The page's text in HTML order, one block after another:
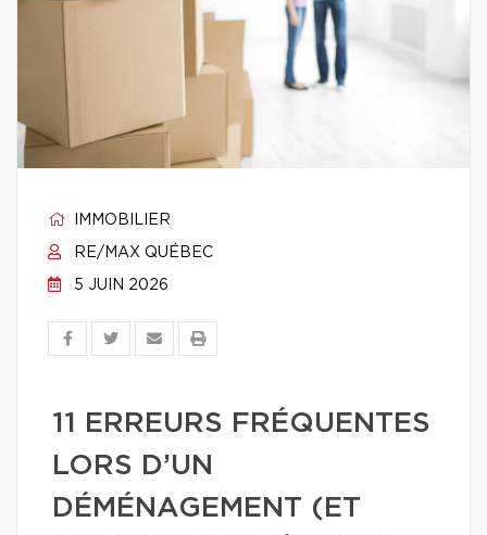
IMMOBILIER
RE/MAX QUÉBEC
5 JUIN 2026
11 ERREURS FRÉQUENTES
LORS D’UN
DÉMÉNAGEMENT (ET